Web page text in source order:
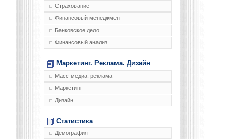
Страхование
Финансовый менеджмент
Банковское дело
Финансовый анализ
Маркетинг. Реклама. Дизайн
Масс-медиа, реклама
Маркетинг
Дизайн
Статистика
Демография